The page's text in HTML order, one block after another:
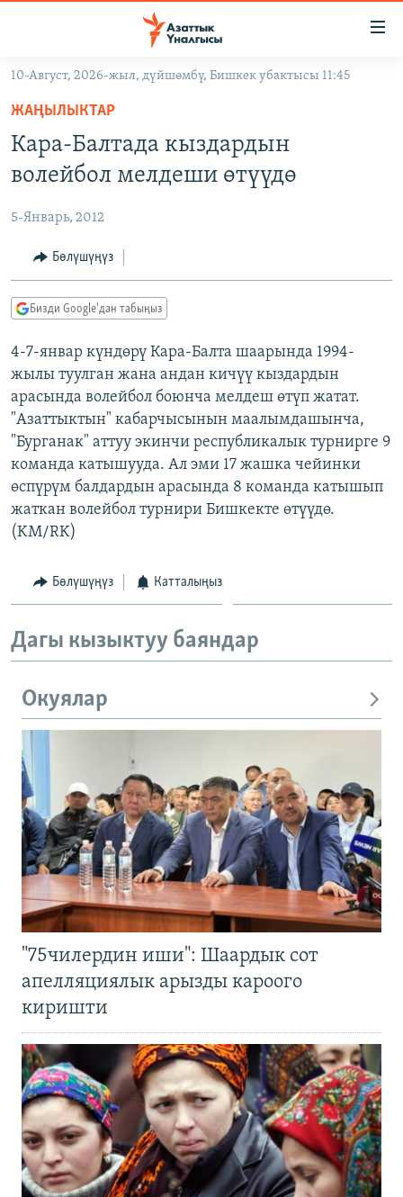
Навигацияга
өтүңүз
Издөөгө
салыңызКЫРГЫЗСТАН
ЭКОНОМИКА
МАДАНИЯТ
ДҮЙНӨ
БОРБОР АЗИЯ
АТАЙЫН ИЛИКТӨӨ
ТВ ПРОГРАММАЛАР
ЭКСПЕРТТЕР ТАЛДАЙТ
БИЗ ЖАНА ДҮЙНӨ
ДАНИСТЕ
ЭЖЕ-СИҢДИЛЕР
АЗАТТЫК+
ЫҢГАЙСЫЗ СУРООЛОР
ӨЗГӨЧӨ ПИКИР
Русский
ОНЛАЙН ШЕРИНЕ
ЭЕ/АРнун бардык сайттары
10-Август, 2026-жыл, дүйшөмбү, Бишкек убактысы 11:45
ЖАҢЫЛЫКТАР
Кара-Балтада кыздардын
волейбол мелдеши өтүүдө
5-Январь, 2012
Бөлүшүңүз
Бизди Google'дан табыңыз
4-7-январ күндөрү Кара-Балта шаарында 1994-
жылы туулган жана андан кичүү кыздардын
арасында волейбол боюнча мелдеш өтүп жатат.
"Азаттыктын" кабарчысынын маалымдашынча,
"Бурганак" аттуу экинчи республикалык турнирге 9
команда катышууда. Ал эми 17 жашка чейинки
өспүрүм балдардын арасында 8 команда катышып
жаткан волейбол турнири Бишкекте өтүүдө.
(KM/RK)
Бөлүшүңүз Катталыңыз
Дагы кызыктуу баяндар
Окуялар
"75чилердин иши": Шаардык сот
апелляциялык арызды кароого
киришти